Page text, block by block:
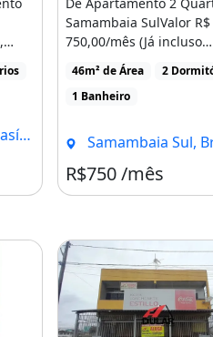
DF
R$50
Samambaia SulValor R$
750,00/mês (Já incluso
46m² de Área
2
1 Banheiro
Samambaia Sul,
R$750 /mês